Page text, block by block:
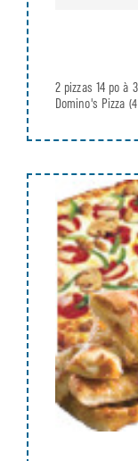
2 pizzas 14 po à
Domino's Pizza